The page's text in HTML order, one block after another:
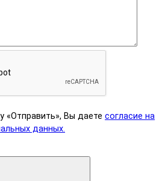
«Отправить», Вы даете согласие на
данных.